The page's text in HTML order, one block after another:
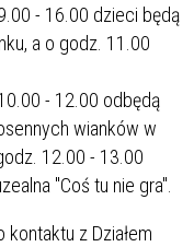
- 16.00 dzieci będą
a o godz. 11.00
- 12.00 odbędą
wianków w
12.00 - 13.00
"Coś tu nie gra".
z Działem